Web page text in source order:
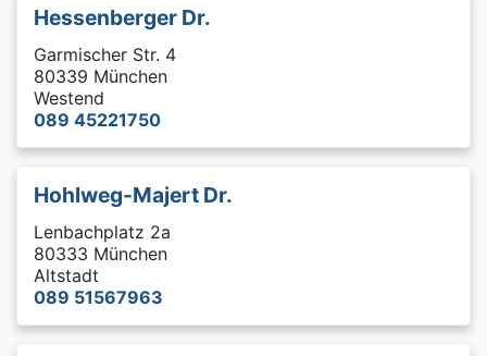
Hessenberger Dr.
Garmischer Str. 4
80339 München
Westend
089 45221750
Hohlweg-Majert Dr.
Lenbachplatz 2a
80333 München
Altstadt
089 51567963